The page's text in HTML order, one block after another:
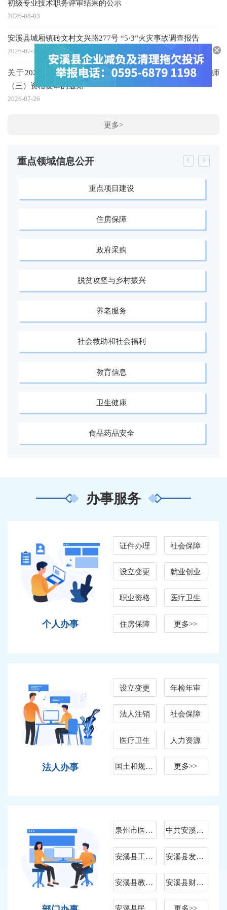
初级专业技术职务评审结果的公示
2026-08-03
安溪县城厢镇砖文村文兴路277号 “5·3”火灾事故调查报告
2026-07-30
关于2026年安溪县部分公办学校公开招聘编制内新任教师
（三）资格复审的通知
2026-07-26
更多>
重点领域信息公开
重点项目建设
住房保障
政府采购
脱贫攻坚与乡村振兴
养老服务
社会救助和社会福利
教育信息
卫生健康
食品药品安全
办事服务
个人办事
证件办理 社会保障
设立变更 就业创业
职业资格 医疗卫生
住房保障 更多>>
法人办事
设立变更 年检年审
法人注销 社会保障
医疗卫生 人力资源
国土和规划建设 更多>>
泉州市医疗保障局安溪分局 中共安溪县委编办
安溪县工信商局 安溪县发改局
安溪县教育局 安溪县财政局